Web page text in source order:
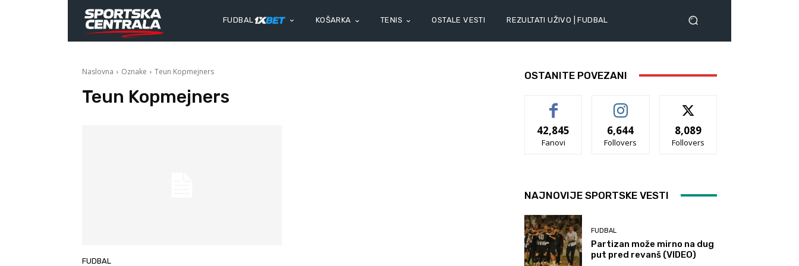
FUDBAL KOŠARKA TENIS OSTALE VESTI REZULTATI UŽIVO | FUDBAL
Naslovna Oznake Teun Kopmejners
Teun Kopmejners
FUDBAL
OSTANITE POVEZANI
42,845
Fanovi
6,644
Follovers
8,089
Follovers
NAJNOVIJE SPORTSKE VESTI
FUDBAL
Partizan može mirno na dug
put pred revanš (VIDEO)